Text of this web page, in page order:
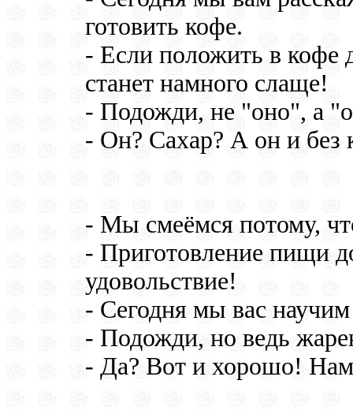
готовить кофе.
- Если положить в кофе
станет намного слаще!
- Подожди, не "оно", а
- Он? Сахар? А он и без
- Мы смеёмся потому,
- Приготовление пищи
удовольствие!
- Сегодня мы вас
- Подожди, но ведь
- Да? Вот и хорошо!